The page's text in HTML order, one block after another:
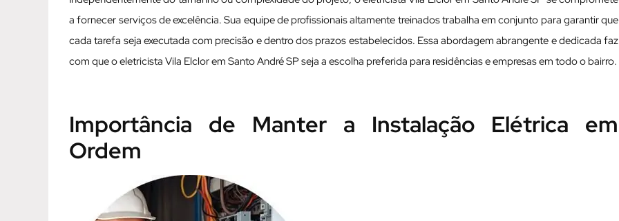
a fornecer serviços de excelência. Sua equipe de profissionais altamente treinados trabalha em conjunto para garantir que
cada tarefa seja executada com precisão e dentro dos prazos estabelecidos. Essa abordagem abrangente e dedicada faz
com que o eletricista Vila Elclor em Santo André SP seja a escolha preferida para residências e empresas em todo o bairro.
Importância de Manter a Instalação Elétrica em
Ordem